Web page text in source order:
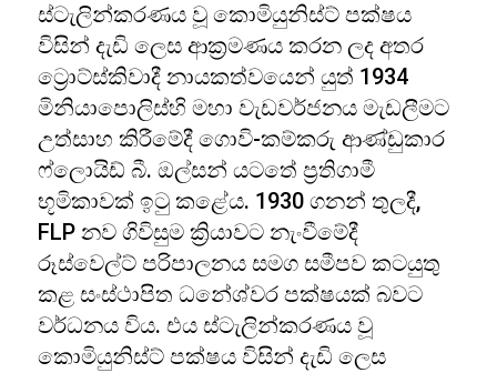
ස්ටැලින්කරණය වූ කොමියුනිස්ට් පක්ෂය
විසින් දැඩි ලෙස ආක්‍රමණය කරන ලද අතර
ට්‍රොට්ස්කිවාදී නායකත්වයෙන් යුත් 1934
මිනියාපොලිස්හි මහා වැඩවර්ජනය මැඩලීමට
උත්සාහ කිරීමේදී ගොවි-කම්කරු ආණ්ඩුකාර
ෆ්ලොයිඩ් බී. ඔල්සන් යටතේ ප්‍රතිගාමී
භූමිකාවක් ඉටු කළේය. 1930 ගනන් තුලදී,
FLP නව ගිවිසුම ක්‍රියාවට නැංවීමේදී
රූස්වෙල්ට් පරිපාලනය සමග සමීපව කටයුතු
කළ සංස්ථාපිත ධනේශ්වර පක්ෂයක් බවට
වර්ධනය විය. එය ස්ටැලින්කරණය වූ
කොමියුනිස්ට් පක්ෂය විසින් දැඩි ලෙස